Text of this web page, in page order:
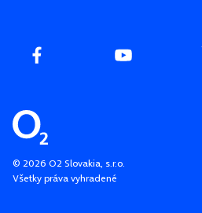
© 2026 O2 Slovakia, s.r.o.
Všetky práva vyhradené